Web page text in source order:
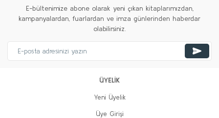
E-bültenimize abone olarak yeni çıkan kitaplarımızdan,
kampanyalardan, fuarlardan ve imza günlerinden haberdar
olabilirsiniz.
ÜYELİK
Yeni Üyelik
Üye Girişi